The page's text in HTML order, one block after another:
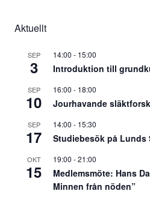
Aktuellt
SEP
3
14:00 - 15:00
Introduktion till
SEP
10
16:00 - 18:00
Jourhavande
SEP
17
14:00 - 15:30
Studiebesök på Lunds
OKT
15
19:00 -21:00
Medlemsmöte: Hans
Minnen från nöden”